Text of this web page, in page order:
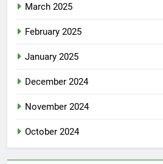
March 2025
February 2025
January 2025
December 2024
November 2024
October 2024